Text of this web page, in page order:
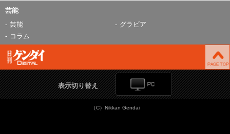
芸能
芸能
グラビア
コラム
表示切り替え
（C）Nikkan Gendai